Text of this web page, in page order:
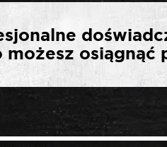
OPINIĘ
3/4″
pola są oznaczone
możesz